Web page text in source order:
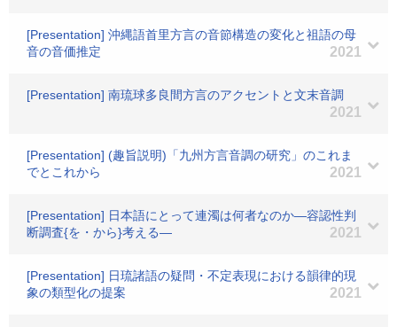
[Presentation] 沖縄語首里方言の音節構造の変化と祖語の母
音の音価推定
2021
[Presentation] 南琉球多良間方言のアクセントと文末音調
2021
[Presentation] (趣旨説明)「九州方言音調の研究」のこれま
でとこれから
2021
[Presentation] 日本語にとって連濁は何者なのか―容認性判
断調査{を・から}考える―
2021
[Presentation] 日琉諸語の疑問・不定表現における韻律的現
象の類型化の提案
2021